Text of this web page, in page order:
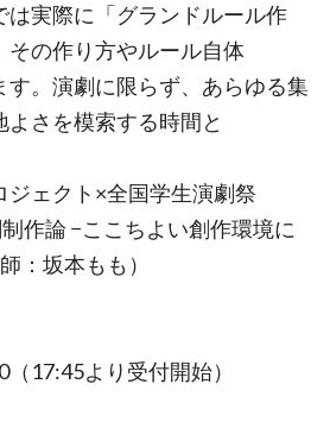
は実際に「グランドルール作
その作り⽅やルール⾃体
す。演劇に限らず、あらゆる集
さを模索する時間と
ジェクト×全国学⽣演劇祭
作論 −ここちよい創作環境に
：坂本もも）
17:45より受付開始）